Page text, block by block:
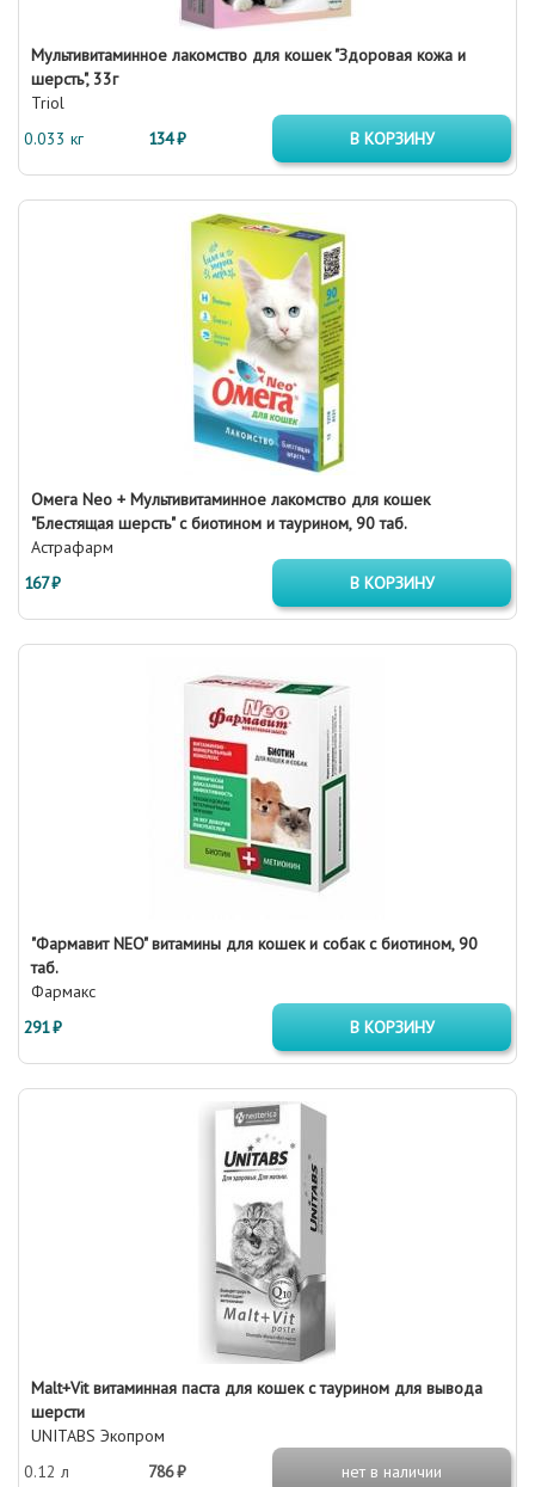
Мультивитаминное лакомство для кошек "Здоровая кожа и
шерсть", 33г
Triol
0.033 кг
134 ₽ В КОРЗИНУ
Омега Neo + Мультивитаминное лакомство для кошек
"Блестящая шерсть" с биотином и таурином, 90 таб.
Астрафарм
167 ₽
В КОРЗИНУ
"Фармавит NEO" витамины для кошек и собак с биотином, 90
таб.
Фармакс
291 ₽
В КОРЗИНУ
Malt+Vit витаминная паста для кошек с таурином для вывода
шерсти
UNITABS Экопром
0.12 л
786 ₽ нет в наличии